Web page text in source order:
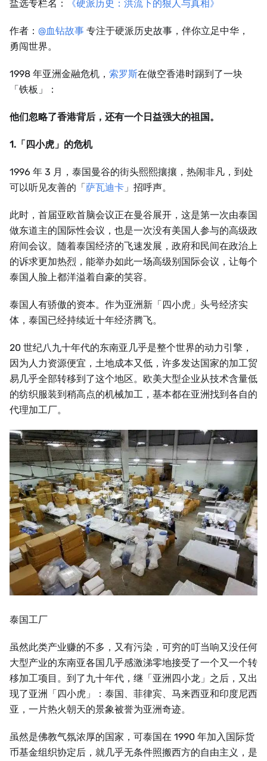
盐选专栏名： 《硬派历史：洪流下的狠人与真相》
作者： @血钻故事 专注于硬派历史故事，伴你立足中华，
勇闯世界。
1998 年亚洲金融危机， 索罗斯在做空香港时踢到了一块
「铁板」：
他们忽略了香港背后，还有一个日益强大的祖国。
1.「四小虎」的危机
1996 年 3 月，泰国曼谷的街头熙熙攘攘，热闹非凡，到处
可以听见友善的「萨瓦迪卡 」招呼声。
此时，首届亚欧首脑会议正在曼谷展开，这是第一次由泰国
做东道主的国际性会议，也是一次没有美国人参与的高级政
府间会议。随着泰国经济的飞速发展，政府和民间在政治上
的诉求更加热烈，能举办如此一场高级别国际会议，让每个
泰国人脸上都洋溢着自豪的笑容。
泰国人有骄傲的资本。作为亚洲新「四小虎」头号经济实
体，泰国已经持续近十年经济腾飞。
20 世纪八九十年代的东南亚几乎是整个世界的动力引擎，
因为人力资源便宜，土地成本又低，许多发达国家的加工贸
易几乎全部转移到了这个地区。欧美大型企业从技术含量低
的纺织服装到稍高点的机械加工，基本都在亚洲找到各自的
代理加工厂。
泰国工厂
虽然此类产业赚的不多，又有污染，可穷的叮当响又没任何
大型产业的东南亚各国几乎感激涕零地接受了一个又一个转
移加工项目。到了九十年代，继「亚洲四小龙」之后，又出
现了亚洲「四小虎」：泰国、菲律宾、马来西亚和印度尼西
亚，一片热火朝天的景象被誉为亚洲奇迹。
虽然是佛教气氛浓厚的国家，可泰国在 1990 年加入国际货
币基金组织协定后，就几乎无条件照搬西方的自由主义，是